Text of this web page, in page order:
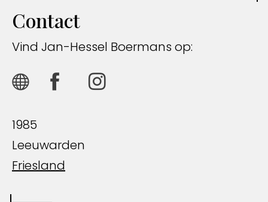
Contact
Vind Jan-Hessel Boermans op:
1985
Leeuwarden
Friesland